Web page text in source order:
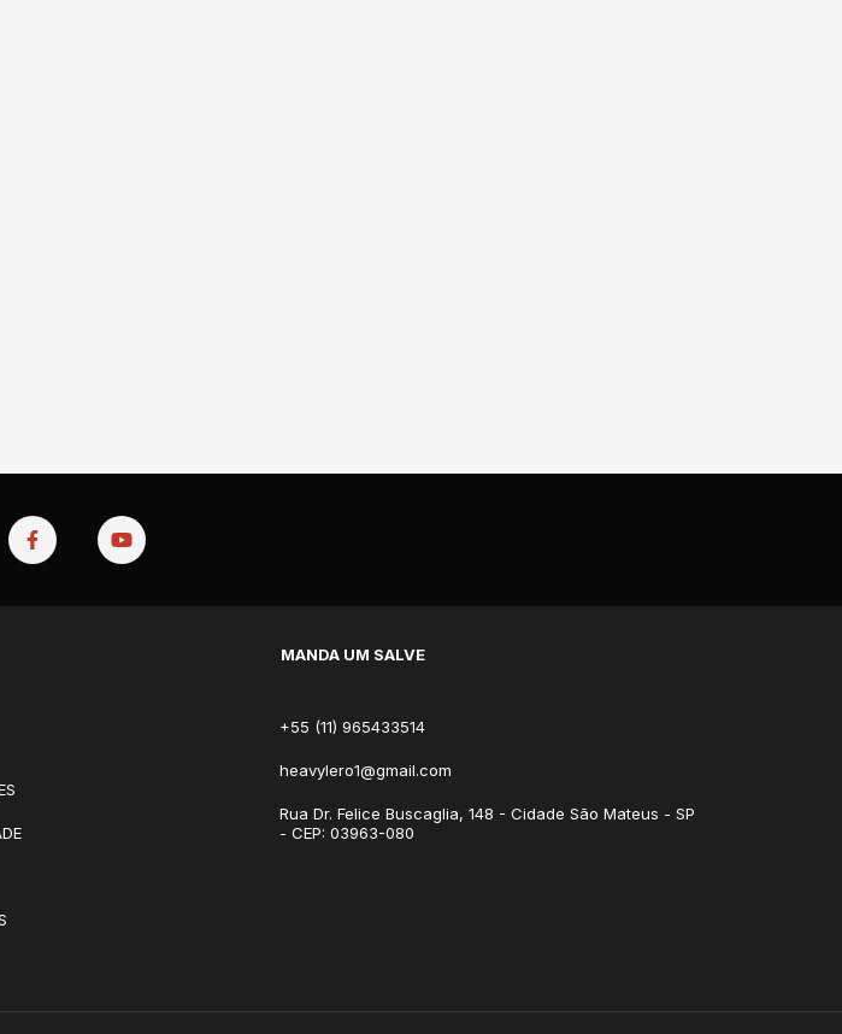
MANDA UM SALVE
+55 (11) 965433514
heavylero1@gmail.com
Rua Dr. Felice Buscaglia, 148 - Cidade São Mateus - SP
- CEP: 03963-080